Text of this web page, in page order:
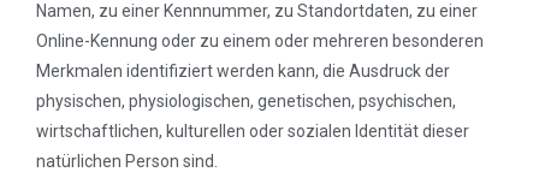
Namen, zu einer Kennnummer, zu Standortdaten, zu einer
Online-Kennung oder zu einem oder mehreren besonderen
Merkmalen identifiziert werden kann, die Ausdruck der
physischen, physiologischen, genetischen, psychischen,
wirtschaftlichen, kulturellen oder sozialen Identität dieser
natürlichen Person sind.